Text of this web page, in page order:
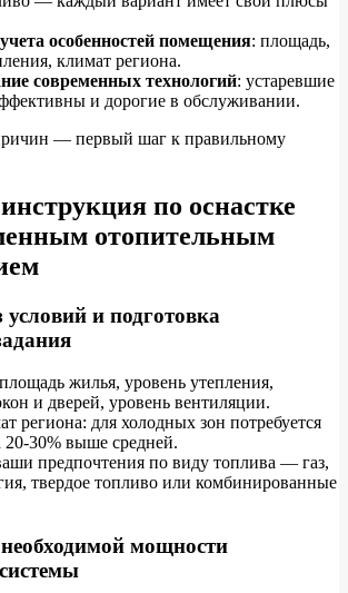
особенностей помещения: площадь,
климат региона.
современных технологий: устаревшие
и дорогие в обслуживании.
— первый шаг к правильному
по оснастке
отопительным
и подготовка
жилья, уровень утепления,
и дверей, уровень вентиляции.
региона: для холодных зон потребуется
30% выше средней.
предпочтения по виду топлива — газ,
твердое топливо или комбинированные
мощности